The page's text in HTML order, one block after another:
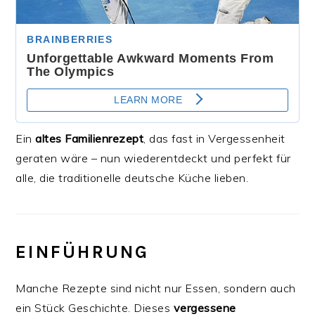
Einaltes Familienrezept , das fast in Vergessenheit
geraten wäre – nun wiederentdeckt und perfekt für
alle, die traditionelle deutsche Küche lieben.
EINFÜHRUNG
Manche Rezepte sind nicht nur Essen, sondern auch
ein Stück Geschichte. Dieses vergessene